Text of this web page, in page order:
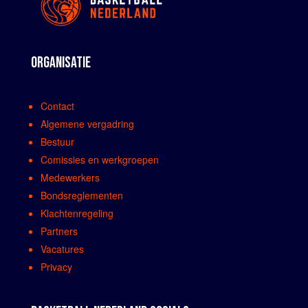
ORGANISATIE
Contact
Algemene vergadring
Bestuur
Comissies en werkgroepen
Medewerkers
Bondsreglementen
Klachtenregeling
Partners
Vacatures
Privacy